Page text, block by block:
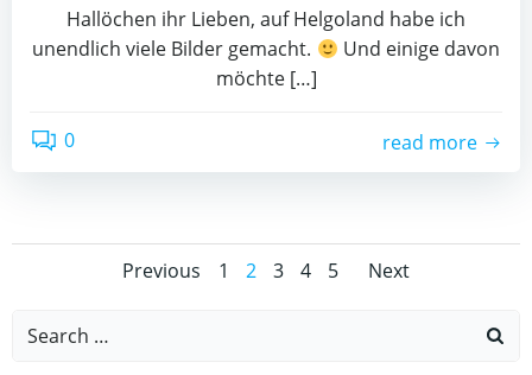
Hallöchen ihr Lieben, auf Helgoland habe ich
unendlich viele Bilder gemacht.
Und einige davon
möchte […]
0 read more
Posts
Previous
Posts
Page
1 Page
2 Page
3 Page
4 Page
5
Posts
Next
Search